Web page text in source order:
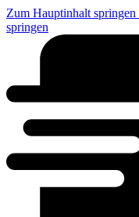
Zum Hauptinhalt springen
springen